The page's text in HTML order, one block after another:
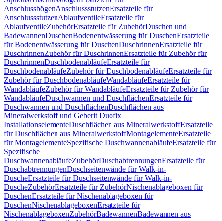
AnschlussbögenAnschlussstutzenErsatzteile für
AnschlussstutzenAblaufventileErsatzteile für
AblaufventileZubehörErsatzteile für ZubehörDuschen und
BadewannenDuschenBodenentwässerung für DuschenErsatzteile
für Bodenentwässerung für DuschenDuschrinnenErsatzteile für
DuschrinnenZubehör für DuschrinnenErsatzteile für Zubehör für
DuschrinnenDuschbodenabläufeErsatzteile für
DuschbodenabläufeZubehör für DuschbodenabläufeErsatzteile für
Zubehör für DuschbodenabläufeWandabläufeErsatzteile für
WandabläufeZubehör für WandabläufeErsatzteile für Zubehör für
WandabläufeDuschwannen und DuschflächenErsatzteile für
Duschwannen und DuschflächenDuschflächen aus
Mineralwerkstoff und Geberit Duofix
InstallationselementeDuschflächen aus MineralwerkstoffErsatzteile
für Duschflächen aus MineralwerkstoffMontagelementeErsatzteile
für MontagelementeSpezifische DuschwannenabläufeErsatzteile für
Spezifische
DuschwannenabläufeZubehörDuschabtrennungenErsatzteile für
DuschabtrennungenDuschseitenwände für Walk-in-
DuscheErsatzteile für Duschseitenwände für Walk-in-
DuscheZubehörErsatzteile für ZubehörNischenablageboxen für
DuschenErsatzteile für Nischenablageboxen für
DuschenNischenablageboxenErsatzteile für
NischenablageboxenZubehörBadewannenBadewannen aus